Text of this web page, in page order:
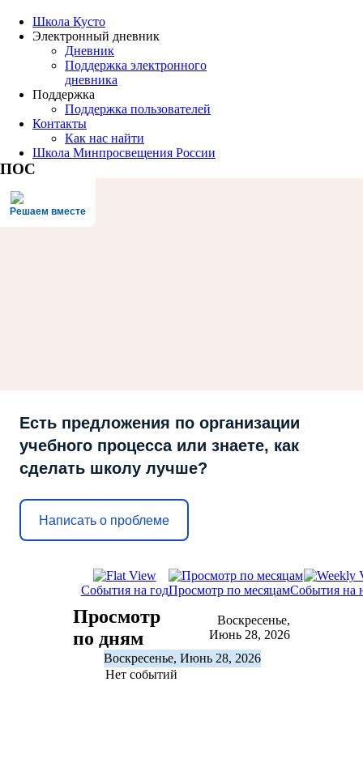
Школа Кусто
Электронный дневник
Дневник
Поддержка электронного
дневника
Поддержка
Поддержка пользователей
Контакты
Как нас найти
Школа Минпросвещения России
ПОС
Решаем вместе
Есть предложения по организации
учебного процесса или знаете, как
сделать школу лучше?
Написать о проблеме
События на годПросмотр по месяцамСобытия на
Просмотр
по дням
Воскресенье,
Июнь 28, 2026
Воскресенье, Июнь 28, 2026
Нет событий